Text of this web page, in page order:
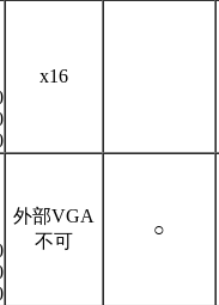
x16
外部VGA
不可
○